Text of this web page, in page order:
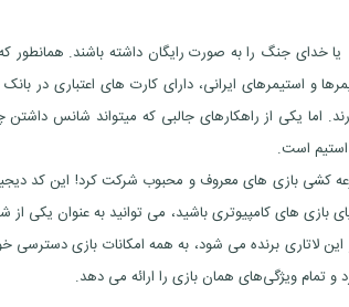
یا خدای جنگ را به صورت رایگان داشته باشند. همانطور
و استیمرهای ایرانی، دارای کارت های اعتباری در
اما یکی از راهکارهای جالبی که میتواند شانس داشتن
استیم است.
کشی بازی های معروف و محبوب شرکت کرد! این کد
بازی های کامپیوتری باشید، می توانید به عنوان یکی از
لاتاری برنده می شود، به همه امکانات بازی دسترسی
تمام ویژگی‌های همان بازی را ارائه می دهد.